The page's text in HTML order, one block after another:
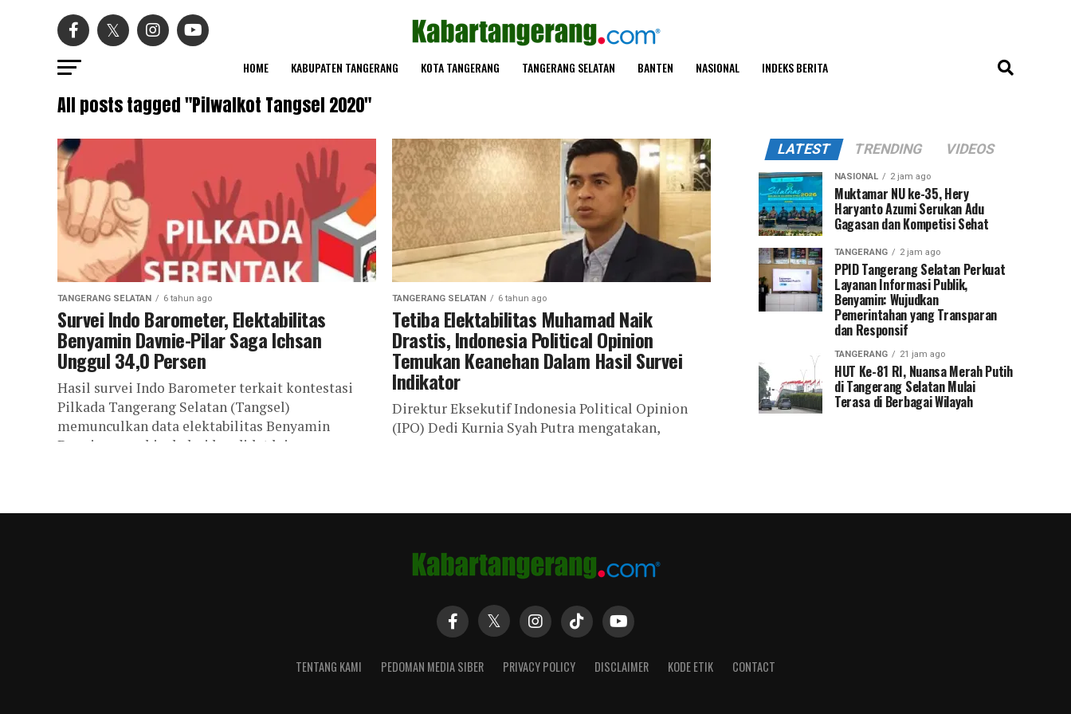
HOME KABUPATEN TANGERANG KOTA TANGERANG TANGERANG SELATAN BANTEN NASIONAL INDEKS BERITA
All posts tagged "Pilwalkot Tangsel 2020"
TANGERANG SELATAN 6 tahun ago
Survei Indo Barometer, Elektabilitas
Benyamin Davnie-Pilar Saga Ichsan
Unggul 34,0 Persen
Hasil survei Indo Barometer terkait kontestasi
Pilkada Tangerang Selatan (Tangsel)
memunculkan data elektabilitas Benyamin
Davnie unggul jauh dari kandidat lainnya.
TANGERANG SELATAN 6 tahun ago
Tetiba Elektabilitas Muhamad Naik
Drastis, Indonesia Political Opinion
Temukan Keanehan Dalam Hasil Survei
Indikator
Direktur Eksekutif Indonesia Political Opinion
(IPO) Dedi Kurnia Syah Putra mengatakan,
LATEST TRENDING VIDEOS
NASIONAL 2 jam ago
Muktamar NU ke-35, Hery
Haryanto Azumi Serukan Adu
Gagasan dan Kompetisi Sehat
TANGERANG 2 jam ago
PPID Tangerang Selatan Perkuat
Layanan Informasi Publik,
Benyamin: Wujudkan
Pemerintahan yang Transparan
dan Responsif
TANGERANG 21 jam ago
HUT Ke-81 RI, Nuansa Merah Putih
di Tangerang Selatan Mulai
Terasa di Berbagai Wilayah
TENTANG KAMI PEDOMAN MEDIA SIBER PRIVACY POLICY DISCLAIMER KODE ETIK CONTACT